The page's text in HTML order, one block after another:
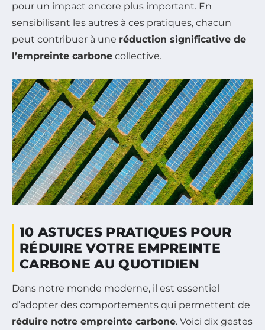
pour un impact encore plus important. En
sensibilisant les autres à ces pratiques, chacun
peut contribuer à une réduction significative de
l’empreinte carbone collective.
10 ASTUCES PRATIQUES POUR
RÉDUIRE VOTRE EMPREINTE
CARBONE AU QUOTIDIEN
Dans notre monde moderne, il est essentiel
d’adopter des comportements qui permettent de
réduire notre empreinte carbone. Voici dix gestes